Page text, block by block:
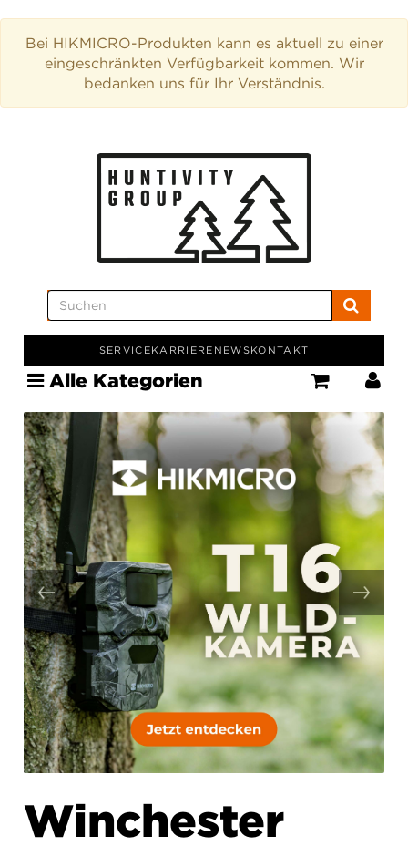
Bei HIKMICRO-Produkten kann es aktuell zu einer
eingeschränkten Verfügbarkeit kommen. Wir
bedanken uns für Ihr Verständnis.
SERVICEKARRIERE NEWSKONTAKT
Alle Kategorien
Winchester